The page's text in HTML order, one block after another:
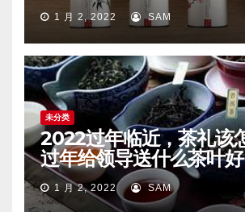
1 月 2, 2022 SAM
未分类
2022过年临近，茶礼该
过年给领导送什么茶叶
1 月 2, 2022 SAM